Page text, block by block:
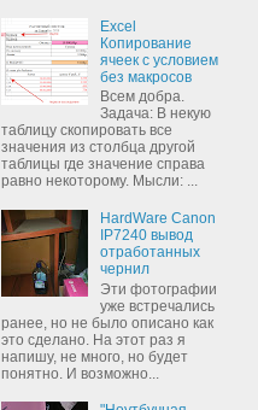
Excel
Копирование
ячеек с условием
без макросов
Всем добра.
Задача: В некую
таблицу скопировать все
значения из столбца другой
таблицы где значение справа
равно некоторому. Мысли: ...
HardWare Canon
IP7240 вывод
отработанных
чернил
Эти фотографии
уже встречались
ранее, но не было описано как
это сделано. На этот раз я
напишу, не много, но будет
понятно. И возможно...